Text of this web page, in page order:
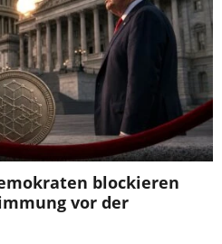
blockieren
vor der